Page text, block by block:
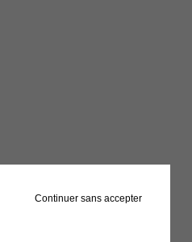
Continuer sans accepter